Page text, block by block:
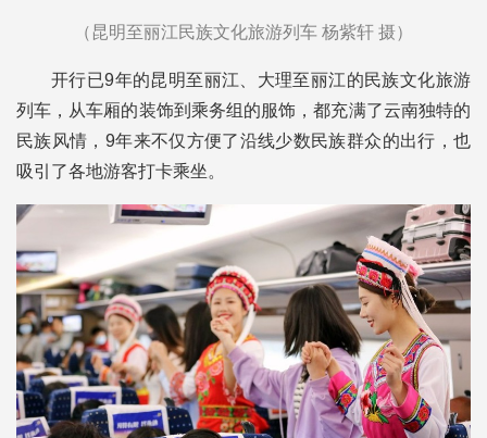
（昆明至丽江民族文化旅游列车 杨紫轩 摄）
开行已9年的昆明至丽江、大理至丽江的民族文化旅游
列车，从车厢的装饰到乘务组的服饰，都充满了云南独特的
民族风情，9年来不仅方便了沿线少数民族群众的出行，也
吸引了各地游客打卡乘坐。